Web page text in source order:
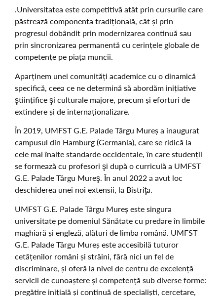
.Universitatea este competitivă atât prin cursurile care
păstrează componenta tradițională, cât și prin
progresul dobândit prin modernizarea continuă sau
prin sincronizarea permanentă cu cerințele globale de
competențe pe piața muncii.
Aparținem unei comunități academice cu o dinamică
specifică, ceea ce ne determină să abordăm inițiative
ştiințifice şi culturale majore, precum și eforturi de
extindere și de internaționalizare.
În 2019, UMFST G.E. Palade Târgu Mureș a inaugurat
campusul din Hamburg (Germania), care se ridică la
cele mai înalte standarde occidentale, în care studenții
se formează cu profesori şi după o curriculă a UMFST
G.E. Palade Târgu Mureş. În anul 2022 a avut loc
deschiderea unei noi extensii, la Bistriţa.
UMFST G.E. Palade Târgu Mureș este singura
universitate pe domeniul Sănătate cu predare în limbile
maghiară și engleză, alături de limba română. UMFST
G.E. Palade Târgu Mureș este accesibilă tuturor
cetățenilor români și străini, fără nici un fel de
discriminare, și oferă la nivel de centru de excelență
servicii de cunoaștere și competență sub diverse forme:
pregătire inițială și continuă de specialiști, cercetare,